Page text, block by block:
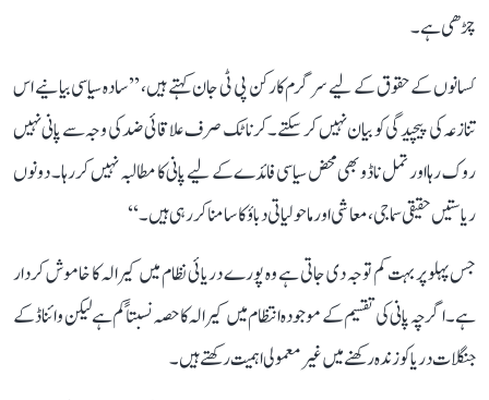
چڑھی ہے۔
کسانوں کے حقوق کے لیے سرگرم کارکن پی ٹی جان کہتے ہیں، ’’سادہ سیاسی بیانیے اس
تنازعہ کی پیچیدگی کو بیان نہیں کر سکتے۔ کرناٹک صرف علاقائی ضد کی وجہ سے پانی نہیں
روک رہا اور تمل ناڈو بھی محض سیاسی فائدے کے لیے پانی کا مطالبہ نہیں کر رہا۔ دونوں
ریاستیں حقیقی سماجی، معاشی اور ماحولیاتی دباؤ کا سامنا کر رہی ہیں۔‘‘
جس پہلو پر بہت کم توجہ دی جاتی ہے وہ پورے دریائی نظام میں کیرالہ کا خاموش کردار
ہے۔ اگرچہ پانی کی تقسیم کے موجودہ انتظام میں کیرالہ کا حصہ نسبتاً کم ہے لیکن وائناڈ کے
جنگلات دریا کو زندہ رکھنے میں غیر معمولی اہمیت رکھتے ہیں۔